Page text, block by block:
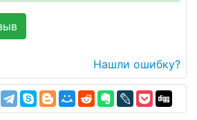
Нашли ошибку?